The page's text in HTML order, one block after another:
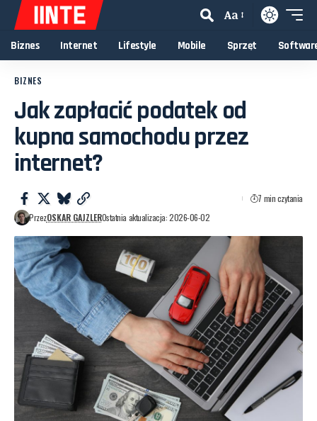
Aa
Biznes Internet Lifestyle Mobile Sprzęt
BIZNES
Jak zapłacić podatek od
kupna samochodu przez
internet?
PrzezOSKAR GAJZLEROstatnia aktualizacja: 2026-06-02
7 min czytania